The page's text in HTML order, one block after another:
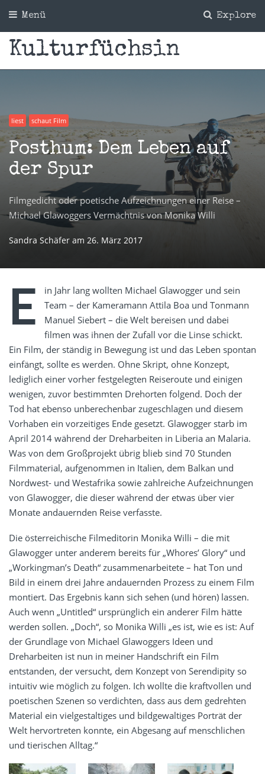
Explore
Menü
Kulturfüchsin
liest schaut Film
Posthum: Dem Leben auf
der Spur
Filmgedicht oder poetische Aufzeichnungen einer Reise –
Michael Glawoggers Vermächtnis von Monika Willi
Sandra Schäfer am 26. März 2017
E
in Jahr lang wollten Michael Glawogger und sein
Team – der Kameramann Attila Boa und Tonmann
Manuel Siebert – die Welt bereisen und dabei
filmen was ihnen der Zufall vor die Linse schickt.
Ein Film, der ständig in Bewegung ist und das Leben spontan
einfängt, sollte es werden. Ohne Skript, ohne Konzept,
lediglich einer vorher festgelegten Reiseroute und einigen
wenigen, zuvor bestimmten Drehorten folgend. Doch der
Tod hat ebenso unberechenbar zugeschlagen und diesem
Vorhaben ein vorzeitiges Ende gesetzt. Glawogger starb im
April 2014 während der Dreharbeiten in Liberia an Malaria.
Was von dem Großprojekt übrig blieb sind 70 Stunden
Filmmaterial, aufgenommen in Italien, dem Balkan und
Nordwest- und Westafrika sowie zahlreiche Aufzeichnungen
von Glawogger, die dieser während der etwas über vier
Monate andauernden Reise verfasste.
Die österreichische Filmeditorin Monika Willi – die mit
Glawogger unter anderem bereits für „Whores’ Glory“ und
„Workingman’s Death“ zusammenarbeitete – hat Ton und
Bild in einem drei Jahre andauernden Prozess zu einem Film
montiert. Das Ergebnis kann sich sehen (und hören) lassen.
Auch wenn „Untitled“ ursprünglich ein anderer Film hätte
werden sollen. „Doch“, so Monika Willi „es ist, wie es ist: Auf
der Grundlage von Michael Glawoggers Ideen und
Dreharbeiten ist nun in meiner Handschrift ein Film
entstanden, der versucht, dem Konzept von Serendipity so
intuitiv wie möglich zu folgen. Ich wollte die kraftvollen und
poetischen Szenen so verdichten, dass aus dem gedrehten
Material ein vielgestaltiges und bildgewaltiges Porträt der
Welt hervortreten konnte, ein Abgesang auf menschlichen
und tierischen Alltag.“